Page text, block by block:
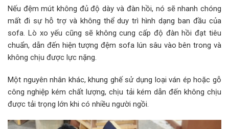
Nếu đệm mút không đủ độ dày và đàn hồi, nó sẽ nhanh chóng
mất đi sự hỗ trợ và không thể duy trì hình dạng ban đầu của
sofa. Lò xo yếu cũng sẽ không cung cấp độ đàn hồi đạt tiêu
chuẩn, dẫn đến hiện tượng đệm sofa lún sâu vào bên trong và
không chịu được lực nặng.
Một nguyên nhân khác, khung ghế sử dụng loại ván ép hoặc gỗ
công nghiệp kém chất lượng, chịu tải kém dẫn đến không chịu
được tải trọng lớn khi có nhiều người ngồi.